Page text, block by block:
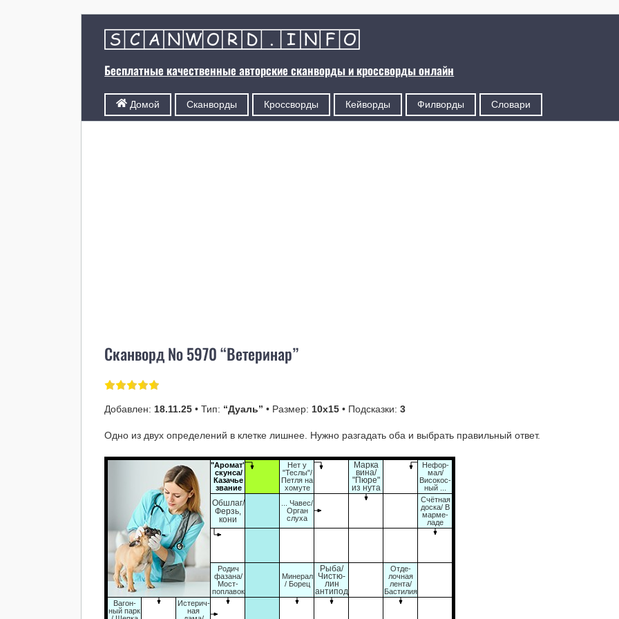
Бесплатные качественные авторские сканворды и кроссворды онлайн
Домой Сканворды Кроссворды Кейворды Филворды Словари
Сканворд № 5970 “Ветеринар”
Добавлен: 18.11.25 • Тип: “Дуаль” • Размер: 10х15 • Подсказки:3
Одно из двух определений в клетке лишнее. Нужно разгадать оба и выбрать правильный ответ.
"Аромат"
скунса/
Казачье
звание
Нет у
"Теслы"/
Петля на
хомуте
Марка
вина/
"Пюре"
из нута
Нефор-
мал/
Високос-
ный ...
Обшлаг/
Ферзь,
кони
... Чавес/
Орган
слуха
Счётная
доска/ В
марме-
ладе
Родич
фазана/
Мост-
поплавок
Минерал
/ Борец
Рыба/
Чистю-
лин
антипод
Отде-
лочная
лента/
Бастилия
Вагон-
ный парк
Истерич-
ная